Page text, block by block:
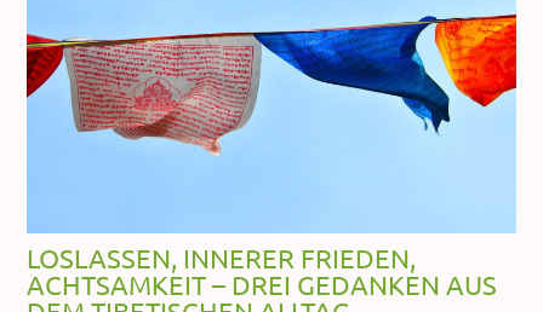
LOSLASSEN, INNERER FRIEDEN,
ACHTSAMKEIT – DREI GEDANKEN AUS